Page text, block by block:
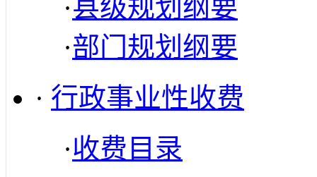
·县级规划纲要
·部门规划纲要
· 行政事业性收费
·收费目录